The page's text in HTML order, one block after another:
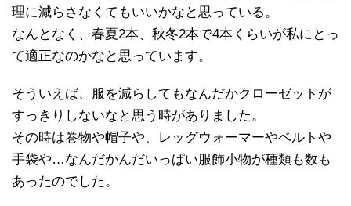
理に減らさなくてもいいかなと思っている。
なんとなく、春夏2本、秋冬2本で4本くらいが私にとっ
て適正なのかなと思っています。
そういえば、服を減らしてもなんだかクローゼットが
すっきりしないなと思う時がありました。
その時は巻物や帽子や、レッグウォーマーやベルトや
手袋や…なんだかんだいっぱい服飾小物が種類も数も
あったのでした。